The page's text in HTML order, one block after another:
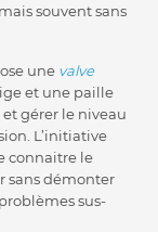
souvent sans
une valve
et une paille
et gérer le niveau
L’initiative
connaitre le
sans démonter
sus-